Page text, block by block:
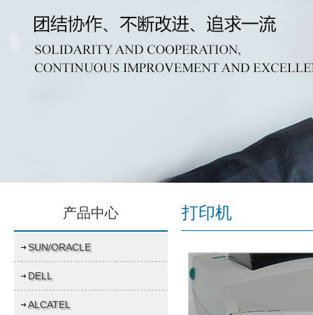
产品中心
SUN/ORACLE
DELL
ALCATEL
打印机